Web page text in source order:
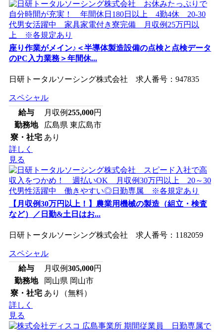
座り作業がメイン♪＜半導体製造設備の点検と点検データ
のPC入力業務＞年間休...
日研トータルソーシング株式会社 求人番号：947835
スペシャル
給与
月収例255,000円
勤務地
広島県 東広島市
寮・社宅 あり
詳しく
見る
【月収例30万円以上！】農業用機械の製造（組立・検査
など）／日勤&土日はお...
日研トータルソーシング株式会社 求人番号：1182059
スペシャル
給与
月収例305,000円
勤務地
岡山県 岡山市
寮・社宅 あり（無料）
詳しく
見る